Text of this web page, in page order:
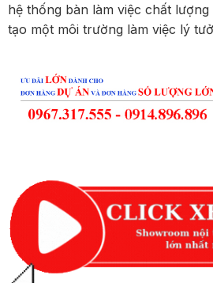
hệ thống bàn làm việc chất
tạo một môi trường làm việc lý